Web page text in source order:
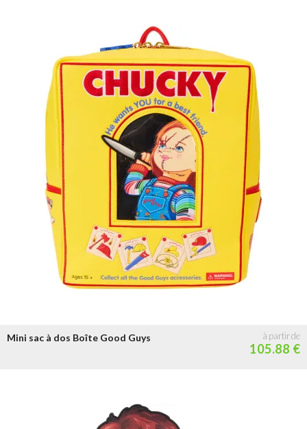
Mini sac à dos Boîte Good Guys
105.88 €